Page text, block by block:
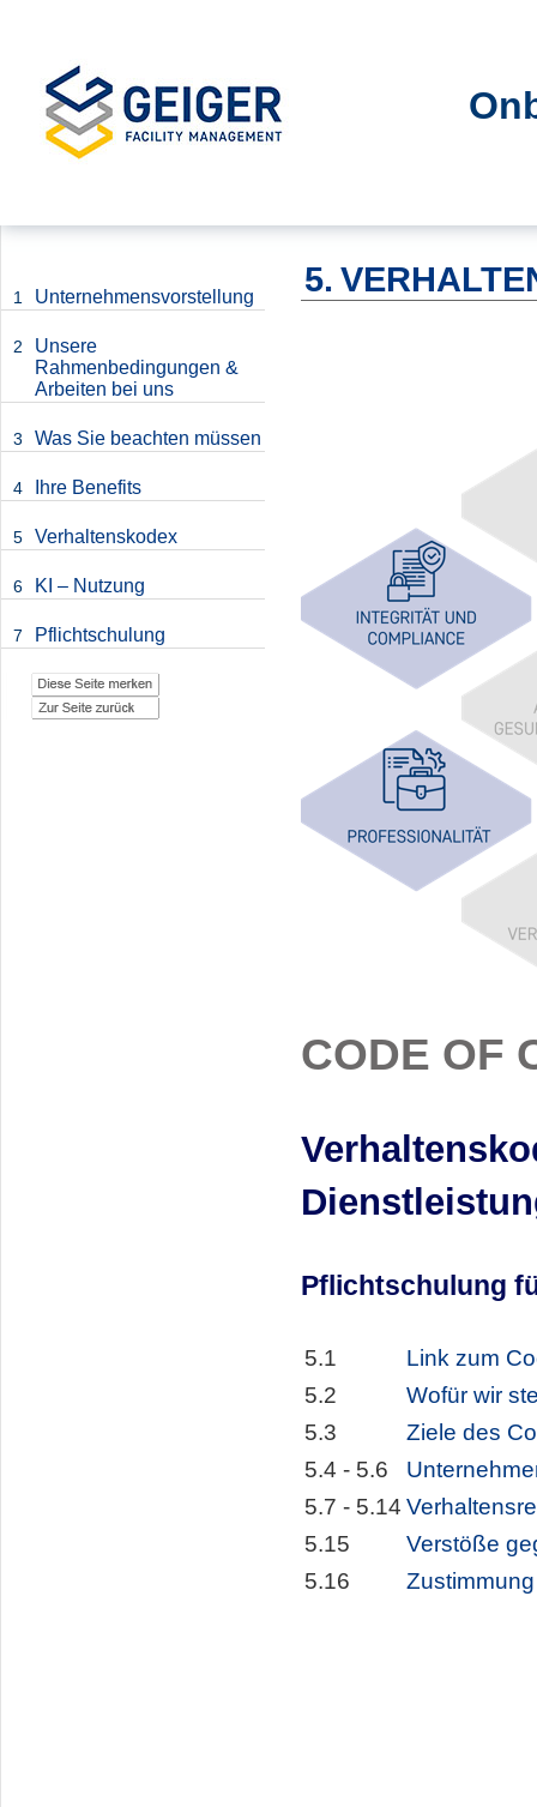
5.
CODE OF
Pflichtschulung
5.1
Link zum
5.2
Wofür wir
5.3
Ziele des
5.4 - 5.6
5.7 - 5.14
5.15
Verstöße
5.16
1 Unternehmensvorstellung
2
Unsere
Rahmenbedingungen &
Arbeiten bei uns
3 Was Sie beachten müssen
4 Ihre Benefits
5 Verhaltenskodex
6 KI – Nutzung
7 Pflichtschulung